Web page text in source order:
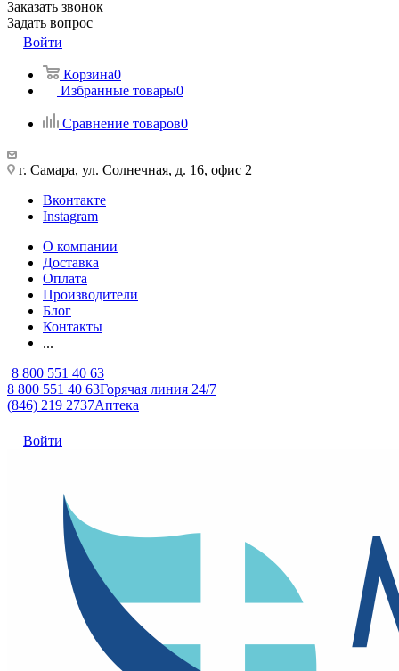
Заказать звонок
Задать вопрос
Войти
Корзина0
Избранные товары0
Сравнение товаров0
г. Самара, ул. Солнечная, д. 16, офис 2
Вконтакте
Instagram
О компании
Доставка
Оплата
Производители
Блог
Контакты
...
8 800 551 40 63
8 800 551 40 63Горячая линия 24/7
(846) 219 2737Аптека
Войти